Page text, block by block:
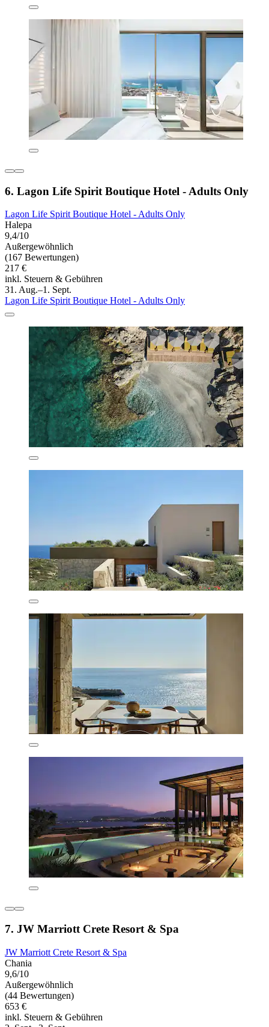
6. Lagon Life Spirit Boutique Hotel - Adults Only
Lagon Life Spirit Boutique Hotel - Adults Only
Halepa
9,4/10
Außergewöhnlich
(167 Bewertungen)
217 €
inkl. Steuern & Gebühren
31. Aug.–1. Sept.
Lagon Life Spirit Boutique Hotel - Adults Only
7. JW Marriott Crete Resort & Spa
JW Marriott Crete Resort & Spa
Chania
9,6/10
Außergewöhnlich
(44 Bewertungen)
653 €
inkl. Steuern & Gebühren